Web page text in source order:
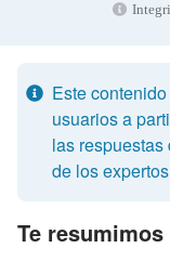
Este
usuarios a
las
de los
Te